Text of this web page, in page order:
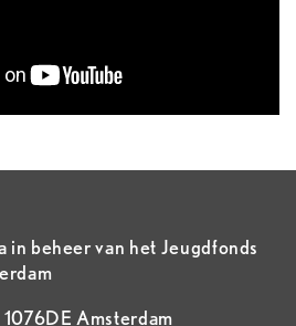
in beheer van het Jeugdfonds
Amsterdam